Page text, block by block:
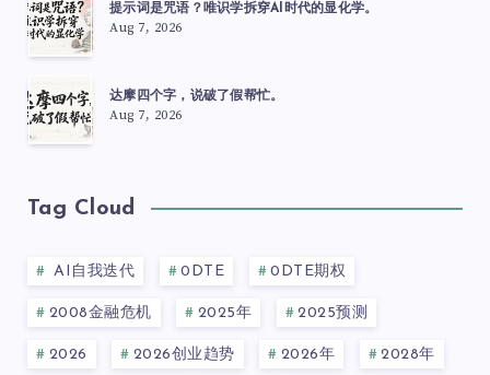
提示词是咒语？唯识学拆穿AI时代的显化学。
Aug 7, 2026
达摩四个字，说破了假帮忙。
Aug 7, 2026
Tag Cloud
AI自我迭代 0DTE 0DTE期权
2008金融危机 2025年 2025预测
2026 2026创业趋势 2026年 2028年